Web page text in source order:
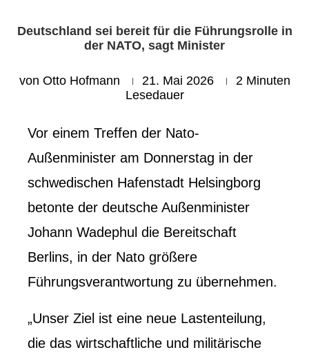
Deutschland sei bereit für die Führungsrolle in
der NATO, sagt Minister
von Otto Hofmann 21. Mai 2026
2 Minuten
Lesedauer
Vor einem Treffen der Nato-
Außenminister am Donnerstag in der
schwedischen Hafenstadt Helsingborg
betonte der deutsche Außenminister
Johann Wadephul die Bereitschaft
Berlins, in der Nato größere
Führungsverantwortung zu übernehmen.
„Unser Ziel ist eine neue Lastenteilung,
die das wirtschaftliche und militärische